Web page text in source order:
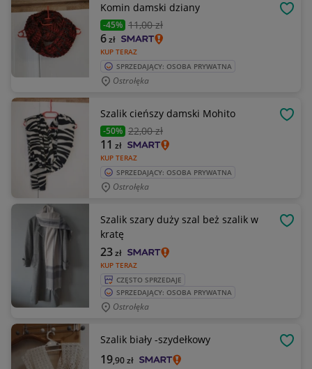
Komin damski dziany
-45% 11,00 zł
KUP TERAZ
6zł
SPRZEDAJĄCY: OSOBA PRYWATNA
Ostrołęka
Szalik cieńszy damski Mohito
-50% 22,00 zł
KUP TERAZ
11 zł
SPRZEDAJĄCY: OSOBA PRYWATNA
Ostrołęka
Szalik szary duży szal beż szalik w
kratę
KUP TERAZ
23zł
CZĘSTO SPRZEDAJE
SPRZEDAJĄCY: OSOBA PRYWATNA
Ostrołęka
Szalik biały -szydełkowy
19,90zł